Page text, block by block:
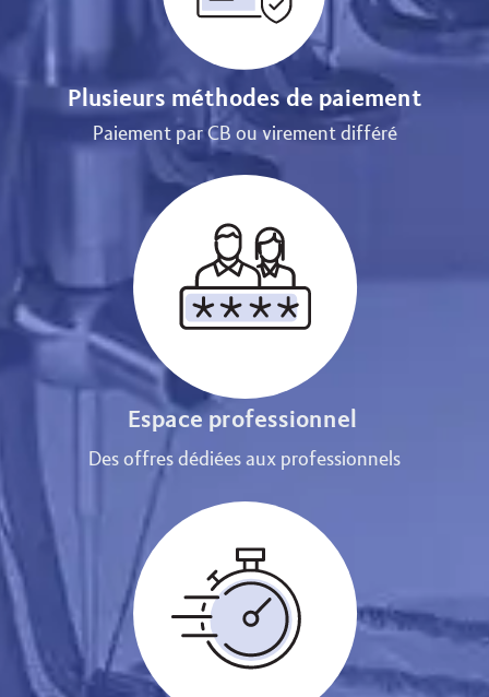
Plusieurs méthodes de paiement
Paiement par CB ou virement différé
Espace professionnel
Des offres dédiées aux professionnels